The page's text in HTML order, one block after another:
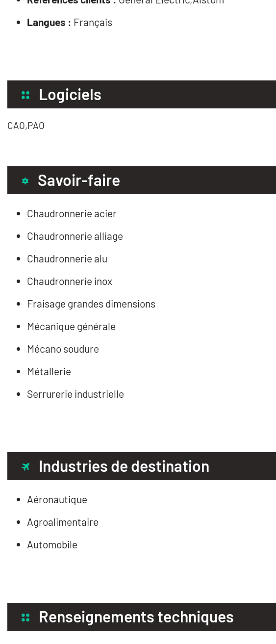
Langues : Français
Logiciels
CAO,PAO
Savoir-faire
Chaudronnerie acier
Chaudronnerie alliage
Chaudronnerie alu
Chaudronnerie inox
Fraisage grandes dimensions
Mécanique générale
Mécano soudure
Métallerie
Serrurerie industrielle
Industries de destination
Aéronautique
Agroalimentaire
Automobile
Renseignements techniques